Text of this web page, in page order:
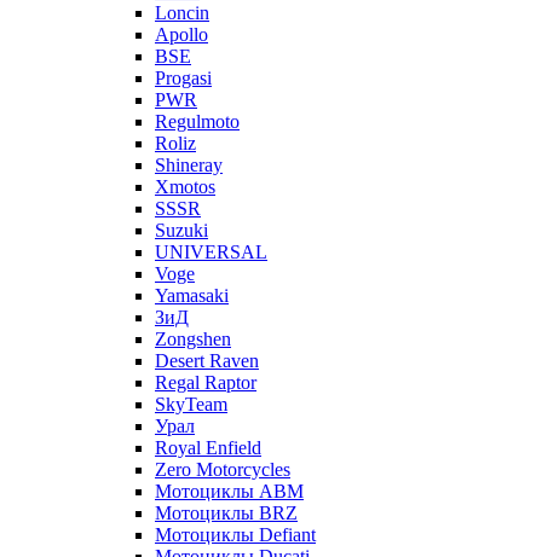
Loncin
Apollo
BSE
Progasi
PWR
Regulmoto
Roliz
Shineray
Xmotos
SSSR
Suzuki
UNIVERSAL
Voge
Yamasaki
ЗиД
Zongshen
Desert Raven
Regal Raptor
SkyTeam
Урал
Royal Enfield
Zero Motorcycles
Мотоциклы ABM
Мотоциклы BRZ
Мотоциклы Defiant